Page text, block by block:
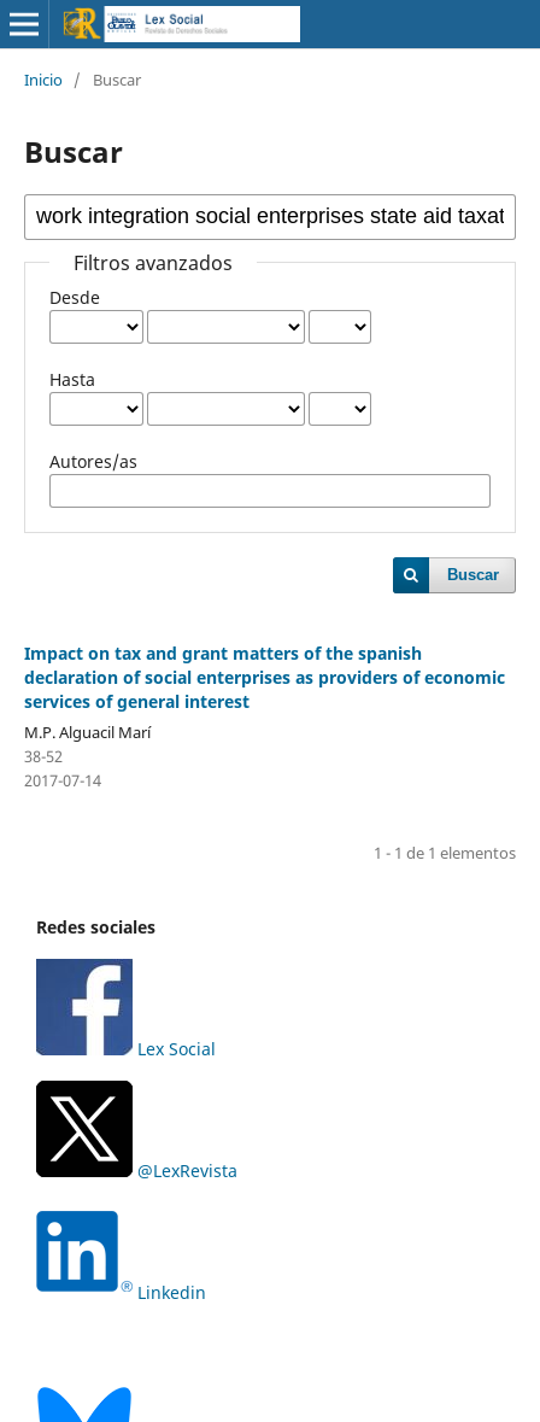
Inicio / Buscar
Buscar
Filtros avanzados
Desde
Hasta
Autores/as
Buscar
Impact on tax and grant matters of the spanish
declaration of social enterprises as providers of economic
services of general interest
M.P. Alguacil Marí
38-52
2017-07-14
1 - 1 de 1 elementos
Redes sociales
Lex Social
@LexRevista
Linkedin